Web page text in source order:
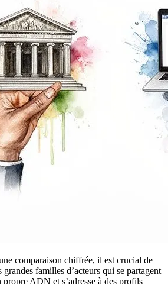
comparaison chiffrée, il est crucial de
familles d’acteurs qui se partagent
propre ADN et s’adresse à des profils